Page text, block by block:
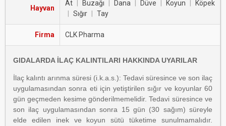
Hayvan
At Buzağı Dana Düve Koyun
Köpek
Sığır Tay
Firma CLK Pharma
GIDALARDA İLAÇ KALINTILARI HAKKINDA UYARILAR
İlaç kalıntı arınma süresi (i.k.a.s.): Tedavi süresince ve son ilaç
uygulamasından sonra eti için yetiştirilen sığır ve koyunlar 60
gün geçmeden kesime gönderilmemelidir. Tedavi süresince ve
son ilaç uygulamasından sonra 15 gün (30 sağım) süreyle
elde edilen inek ve koyun sütü tüketime sunulmamalıdır.